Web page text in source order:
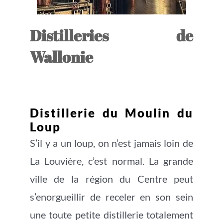
Distilleries de
Wallonie
Distillerie du Moulin du
Loup
S’il y a un loup, on n’est jamais loin de
La Louvière, c’est normal. La grande
ville de la région du Centre peut
s’enorgueillir de receler en son sein
une toute petite distillerie totalement